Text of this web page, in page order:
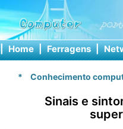
| Home | Ferragens |
* Conhecimento
Sinais e